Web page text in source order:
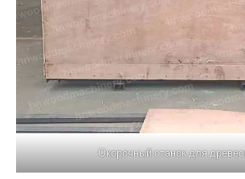
Окорочный станок для